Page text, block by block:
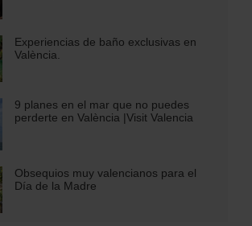
Experiencias de baño exclusivas en
València.
9 planes en el mar que no puedes
perderte en València |Visit Valencia
Obsequios muy valencianos para el
Día de la Madre